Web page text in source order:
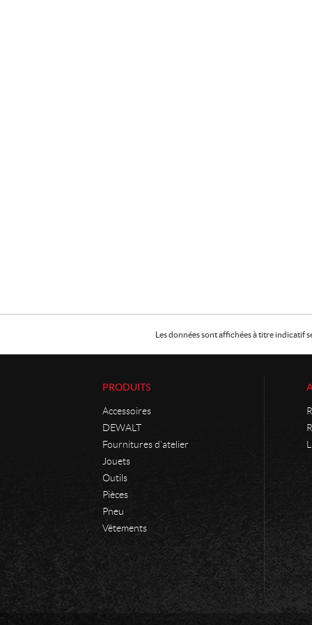
Les données sont affichées à titre indicatif
PRODUITS
Accessoires
DEWALT
Fournitures d'atelier
Jouets
Outils
Pièces
Pneu
Vêtements